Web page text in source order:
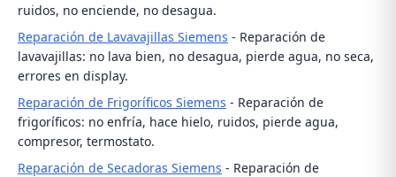
ruidos, no enciende, no desagua.
Reparación de Lavavajillas Siemens - Reparación de
lavavajillas: no lava bien, no desagua, pierde agua, no seca,
errores en display.
Reparación de Frigoríficos Siemens - Reparación de
frigoríficos: no enfría, hace hielo, ruidos, pierde agua,
compresor, termostato.
Reparación de Secadoras Siemens - Reparación de